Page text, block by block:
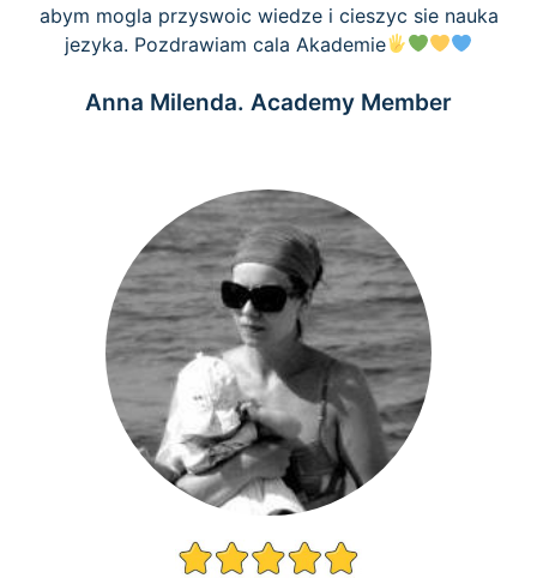
abym mogla przyswoic wiedze i cieszyc sie nauka
jezyka. Pozdrawiam cala Akademie
Anna Milenda. Academy Member